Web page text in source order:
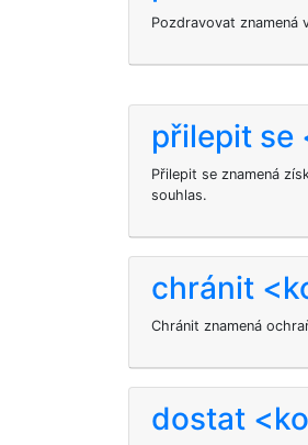
Pozdravovat znamená
přilepit se
Přilepit se znamená
souhlas.
chránit
Chránit znamená
dostat